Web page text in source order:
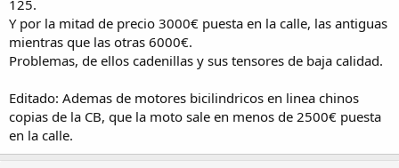
125.
Y por la mitad de precio 3000€ puesta en la calle, las antiguas
mientras que las otras 6000€.
Problemas, de ellos cadenillas y sus tensores de baja calidad.
Editado: Ademas de motores bicilindricos en linea chinos
copias de la CB, que la moto sale en menos de 2500€ puesta
en la calle.